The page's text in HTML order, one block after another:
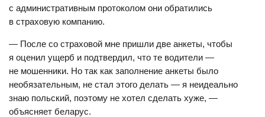
с административным протоколом они обратились
в страховую компанию.
— После со страховой мне пришли две анкеты, чтобы
я оценил ущерб и подтвердил, что те водители —
не мошенники. Но так как заполнение анкеты было
необязательным, не стал этого делать — я неидеально
знаю польский, поэтому не хотел сделать хуже, —
объясняет беларус.